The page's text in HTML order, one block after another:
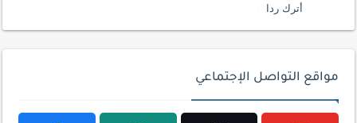
أترك ردا
مواقع التواصل الإجتماعي